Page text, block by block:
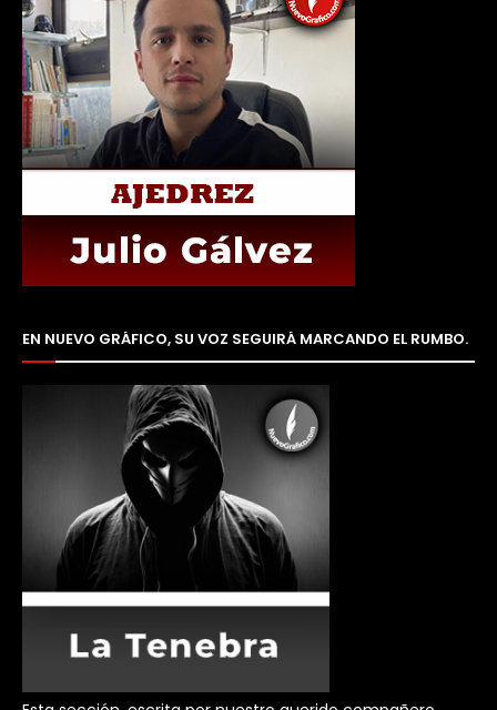
EN NUEVO GRÁFICO, SU VOZ SEGUIRÁ MARCANDO EL RUMBO.